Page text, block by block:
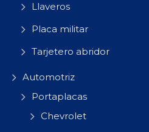
Llaveros
Placa militar
Tarjetero abridor
Automotriz
Portaplacas
Chevrolet